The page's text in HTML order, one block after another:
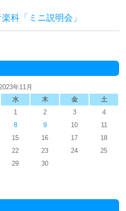
科「ミニ説明会」
年11月
水 木 金
土
1
2 3
4
8 9 10
11
15 16 17
18
22 23 24
25
29
30